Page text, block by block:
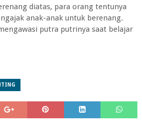
diatas, para orang tentunya
anak-anak untuk berenang.
putra putrinya saat belajar